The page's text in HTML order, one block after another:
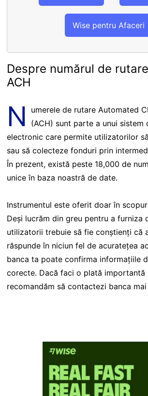
Wise pentru Afaceri
Despre numărul de
ACH
N
umerele de rutare Automated
(ACH) sunt parte a unui sistem
electronic care permite utilizatorilor
sau să colecteze fonduri prin
În prezent, există peste 18,000 de
unice în baza noastră de date.
Instrumentul este oferit doar în
Deși lucrăm din greu pentru a furniza
utilizatorii trebuie să fie conștienți că
răspunde în niciun fel de acuratețea
banca ta poate confirma informațiile
corecte. Dacă faci o plată importantă
recomandăm să contactezi banca